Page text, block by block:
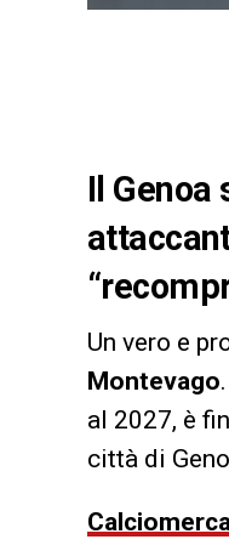
Il Genoa
Un vero e
Montevago
al 2027, è
città di